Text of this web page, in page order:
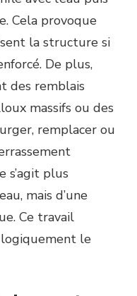
Cela provoque
la structure si
De plus,
des remblais
massifs ou des
remplacer ou
s’agit plus
mais d’une
Ce travail
le